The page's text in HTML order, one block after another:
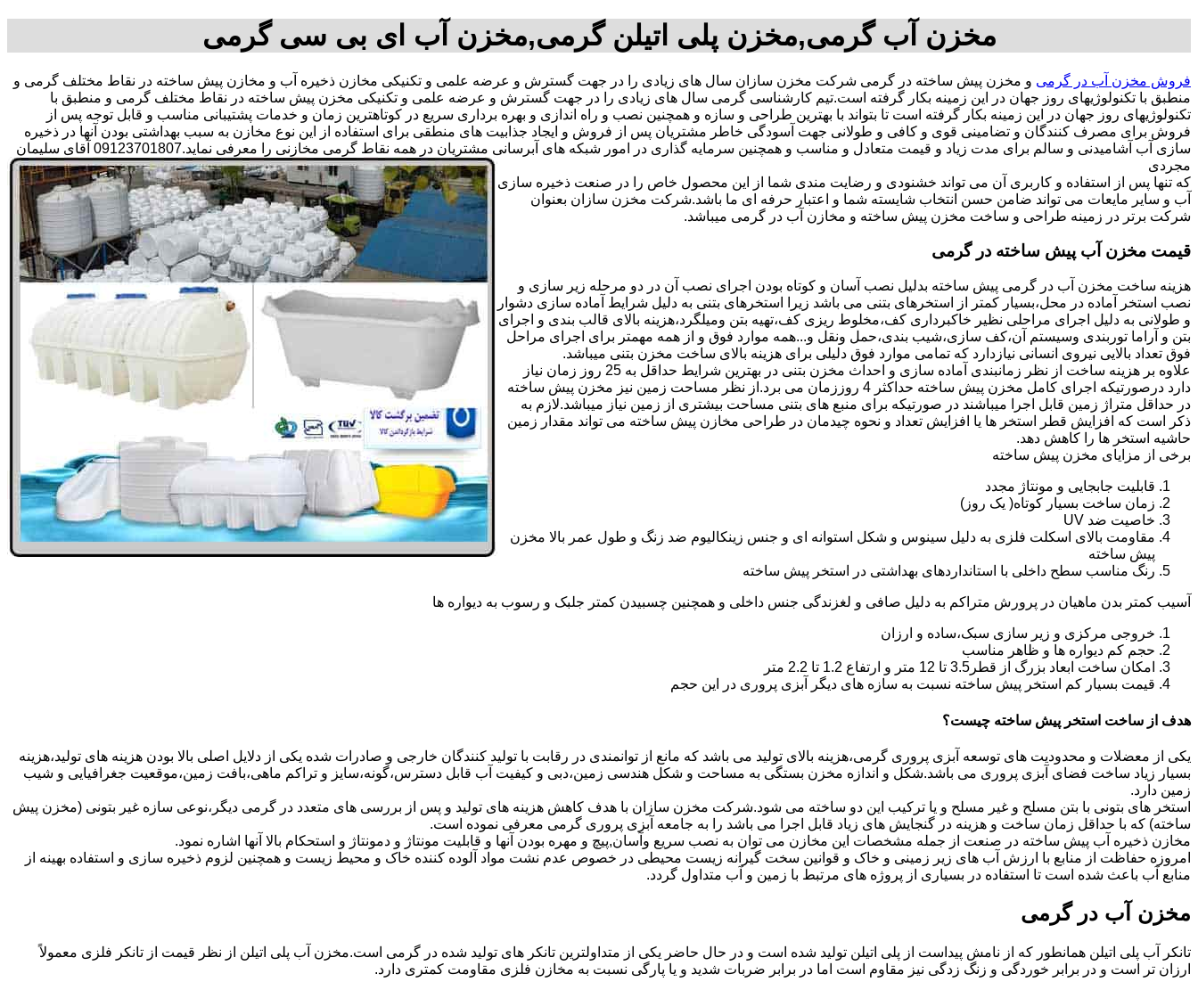
مخزن آب گرمی,مخزن پلی اتیلن گرمی,مخزن آب ای بی سی گرمی
فروش مخزن آب در گرمی و مخزن پیش ساخته در گرمی شرکت مخزن سازان سال های زیادی را در جهت گسترش و عرضه علمی و تکنیکی مخازن ذخیره آب و مخازن پیش ساخته در نقاط مختلف گرمی و
منطبق با تکنولوژیهای روز جهان در این زمینه بکار گرفته است.تیم کارشناسی گرمی سال های زیادی را در جهت گسترش و عرضه علمی و تکنیکی مخزن پیش ساخته در نقاط مختلف گرمی و منطبق با
تکنولوژیهای روز جهان در این زمینه بکار گرفته است تا بتواند با بهترین طراحی و سازه و همچنین نصب و راه اندازی و بهره برداری سریع در کوتاهترین زمان و خدمات پشتیبانی مناسب و قابل توجه پس از
فروش برای مصرف کنندگان و تضامینی قوی و کافی و طولانی جهت آسودگی خاطر مشتریان پس از فروش و ایجاد جذابیت های منطقی برای استفاده از این نوع مخازن به سبب بهداشتی بودن آنها در ذخیره
سازی آب آشامیدنی و سالم برای مدت زیاد و قیمت متعادل و مناسب و همچنین سرمایه گذاری در امور شبکه های آبرسانی مشتریان در همه نقاط گرمی مخازنی را معرفی نماید.09123701807 آقای سلیمان
مجردی
که تنها پس از استفاده و کاربری آن می تواند خشنودی و رضایت مندی شما از این محصول خاص را در صنعت ذخیره سازی
آب و سایر مایعات می تواند ضامن حسن انتخاب شایسته شما و اعتبار حرفه ای ما باشد.شرکت مخزن سازان بعنوان
شرکت برتر در زمینه طراحی و ساخت مخزن پیش ساخته و مخازن آب در گرمی میباشد.
قیمت مخزن آب پیش ساخته در گرمی
هزینه ساخت مخزن آب در گرمی پیش ساخته بدلیل نصب آسان و کوتاه بودن اجرای نصب آن در دو مرحله زیر سازی و
نصب استخر آماده در محل،بسیار کمتر از استخرهای بتنی می باشد زیرا استخرهای بتنی به دلیل شرایط آماده سازی دشوار
و طولانی به دلیل اجرای مراحلی نظیر خاکبرداری کف،مخلوط ریزی کف،تهیه بتن ومیلگرد،هزینه بالای قالب بندی و اجرای
بتن و آراما توربندی وسیستم آن،کف سازی،شیب بندی،حمل ونقل و...همه موارد فوق و از همه مهمتر برای اجرای مراحل
فوق تعداد بالایی نیروی انسانی نیازدارد که تمامی موارد فوق دلیلی برای هزینه بالای ساخت مخزن بتنی میباشد.
علاوه بر هزینه ساخت از نظر زمانبندی آماده سازی و احداث مخزن بتنی در بهترین شرایط حداقل به 25 روز زمان نیاز
دارد درصورتیکه اجرای کامل مخزن پیش ساخته حداکثر 4 روززمان می برد.از نظر مساحت زمین نیز مخزن پیش ساخته
در حداقل متراژ زمین قابل اجرا میباشند در صورتیکه برای منبع های بتنی مساحت بیشتری از زمین نیاز میباشد.لازم به
ذکر است که افزایش قطر استخر ها یا افزایش تعداد و نحوه چیدمان در طراحی مخازن پیش ساخته می تواند مقدار زمین
حاشیه استخر ها را کاهش دهد.
برخی از مزایای مخزن پیش ساخته
قابلیت جابجایی و مونتاژ مجدد
زمان ساخت بسیار کوتاه( یک روز)
خاصیت ضد UV
مقاومت بالای اسکلت فلزی به دلیل سینوس و شکل استوانه ای و جنس زینکالیوم ضد زنگ و طول عمر بالا مخزن
پیش ساخته
رنگ مناسب سطح داخلی با استانداردهای بهداشتی در استخر پیش ساخته
آسیب کمتر بدن ماهیان در پرورش متراکم به دلیل صافی و لغزندگی جنس داخلی و همچنین چسبیدن کمتر جلبک و رسوب به دیواره ها
خروجی مرکزی و زیر سازی سبک،ساده و ارزان
حجم کم دیواره ها و ظاهر مناسب
امکان ساخت ابعاد بزرگ از قطر3.5 تا 12 متر و ارتفاع 1.2 تا 2.2 متر
قیمت بسیار کم استخر پیش ساخته نسبت به سازه های دیگر آبزی پروری در این حجم
هدف از ساخت استخر پیش ساخته چیست؟
یکی از معضلات و محدودیت های توسعه آبزی پروری گرمی،هزینه بالای تولید می باشد که مانع از توانمندی در رقابت با تولید کنندگان خارجی و صادرات شده یکی از دلایل اصلی بالا بودن هزینه های تولید،هزینه
بسیار زیاد ساخت فضای آبزی پروری می باشد.شکل و اندازه مخزن بستگی به مساحت و شکل هندسی زمین،دبی و کیفیت آب قابل دسترس،گونه،سایز و تراکم ماهی،بافت زمین،موقعیت جغرافیایی و شیب
زمین دارد.
استخر های بتونی با بتن مسلح و غیر مسلح و یا ترکیب این دو ساخته می شود.شرکت مخزن سازان با هدف کاهش هزینه های تولید و پس از بررسی های متعدد در گرمی دیگر،نوعی سازه غیر بتونی (مخزن پیش
ساخته) که با حداقل زمان ساخت و هزینه در گنجایش های زیاد قابل اجرا می باشد را به جامعه آبزی پروری گرمی معرفی نموده است.
مخازن ذخیره آب پیش ساخته در صنعت از جمله مشخصات این مخازن می توان به نصب سریع وآسان,پیچ و مهره بودن آنها و قابلیت مونتاژ و دمونتاژ و استحکام بالا آنها اشاره نمود.
امروزه حفاظت از منابع با ارزش آب های زیر زمینی و خاک و قوانین سخت گیرانه زیست محیطی در خصوص عدم نشت مواد آلوده کننده خاک و محیط زیست و همچنین لزوم ذخیره سازی و استفاده بهینه از
منابع آب باعث شده است تا استفاده در بسیاری از پروژه های مرتبط با زمین و آب متداول گردد.
مخزن آب در گرمی
تانکر آب پلی اتیلن همانطور که از نامش پیداست از پلی اتیلن تولید شده است و در حال حاضر یکی از متداولترین تانکر های تولید شده در گرمی است.مخزن آب پلی اتیلن از نظر قیمت از تانکر فلزی معمولاً
ارزان تر است و در برابر خوردگی و زنگ زدگی نیز مقاوم است اما در برابر ضربات شدید و یا پارگی نسبت به مخازن فلزی مقاومت کمتری دارد.